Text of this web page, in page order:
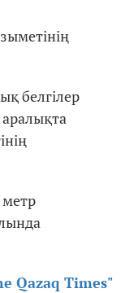
белгілер
Qazaq Times"